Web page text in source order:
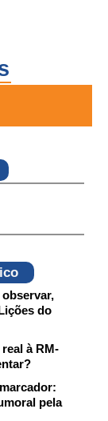
observar,
do
à RM-
pela